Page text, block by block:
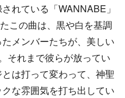
れている「WANNABE」
この曲は、黒や白を基調
メンバーたちが、美しい
それまで彼らが放ってい
は打って変わって、神聖
な雰囲気を打ち出してい